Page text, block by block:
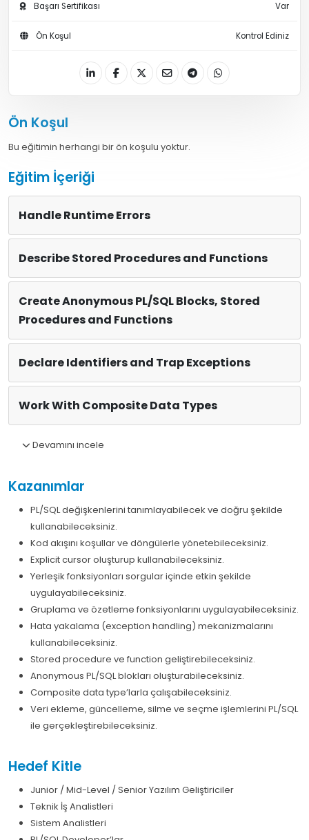
Başarı Sertifikası Var
Ön Koşul Kontrol Ediniz
Ön Koşul
Bu eğitimin herhangi bir ön koşulu yoktur.
Eğitim İçeriği
Handle Runtime Errors
Describe Stored Procedures and Functions
Create Anonymous PL/SQL Blocks, Stored
Procedures and Functions
Declare Identifiers and Trap Exceptions
Work With Composite Data Types
Devamını incele
Kazanımlar
PL/SQL değişkenlerini tanımlayabilecek ve doğru şekilde
kullanabileceksiniz.
Kod akışını koşullar ve döngülerle yönetebileceksiniz.
Explicit cursor oluşturup kullanabileceksiniz.
Yerleşik fonksiyonları sorgular içinde etkin şekilde
uygulayabileceksiniz.
Gruplama ve özetleme fonksiyonlarını uygulayabileceksiniz.
Hata yakalama (exception handling) mekanizmalarını
kullanabileceksiniz.
Stored procedure ve function geliştirebileceksiniz.
Anonymous PL/SQL blokları oluşturabileceksiniz.
Composite data type’larla çalışabileceksiniz.
Veri ekleme, güncelleme, silme ve seçme işlemlerini PL/SQL
ile gerçekleştirebileceksiniz.
Hedef Kitle
Junior / Mid-Level / Senior Yazılım Geliştiriciler
Teknik İş Analistleri
Sistem Analistleri